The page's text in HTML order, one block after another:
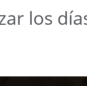
los